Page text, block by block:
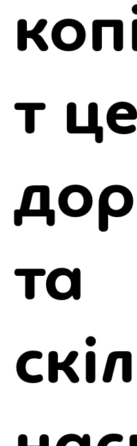
т це
та